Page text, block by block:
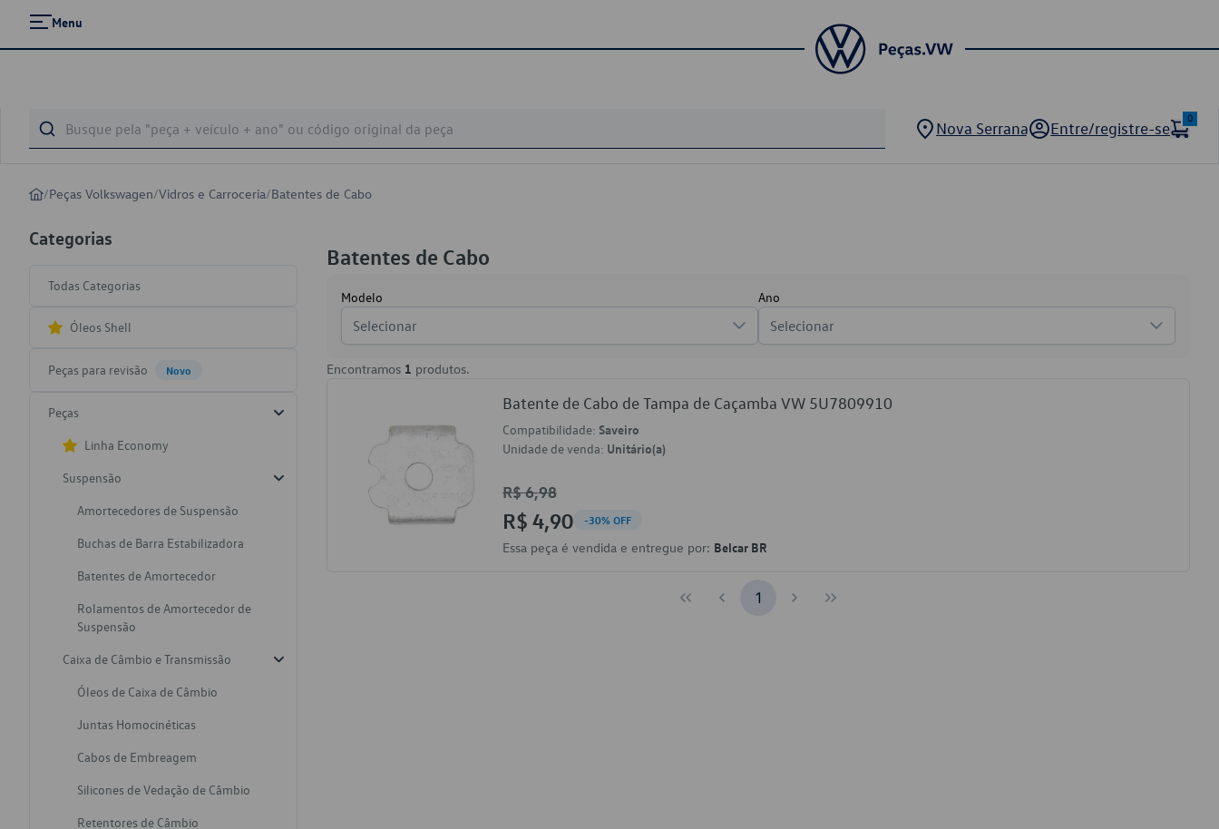
Menu
Nova Serrana Entre/registre-se
0
/Peças Volkswagen/Vidros e Carroceria/Batentes de Cabo
Categorias
Todas Categorias
Óleos Shell
Peças para revisão Novo
Peças
Linha Economy
Suspensão
Amortecedores de Suspensão
Buchas de Barra Estabilizadora
Batentes de Amortecedor
Rolamentos de Amortecedor de
Suspensão
Caixa de Câmbio e Transmissão
Óleos de Caixa de Câmbio
Juntas Homocinéticas
Cabos de Embreagem
Silicones de Vedação de Câmbio
Retentores de Câmbio
Batentes de Cabo
Modelo
Selecionar
Ano
Selecionar
Encontramos 1 produtos.
Batente de Cabo de Tampa de Caçamba VW 5U7809910
Compatibilidade: Saveiro
Unidade de venda: Unitário(a)
R$ 6,98
R$ 4,90 -30% OFF
Essa peça é vendida e entregue por: Belcar BR
1